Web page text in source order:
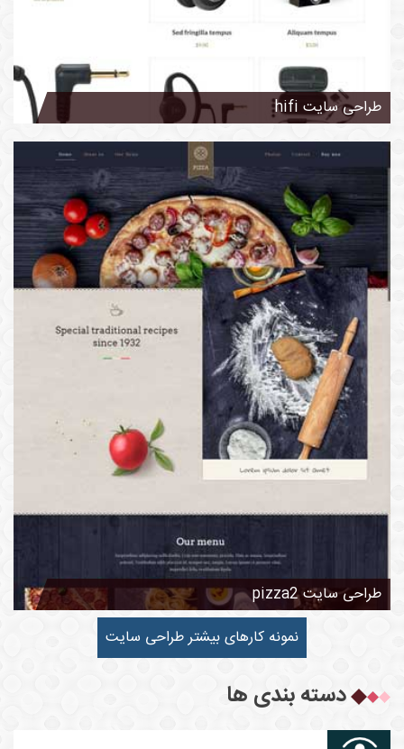
طراحی سایت hifi
طراحی سایت pizza2
نمونه کارهای بیشتر طراحی سایت
دسته بندی ها